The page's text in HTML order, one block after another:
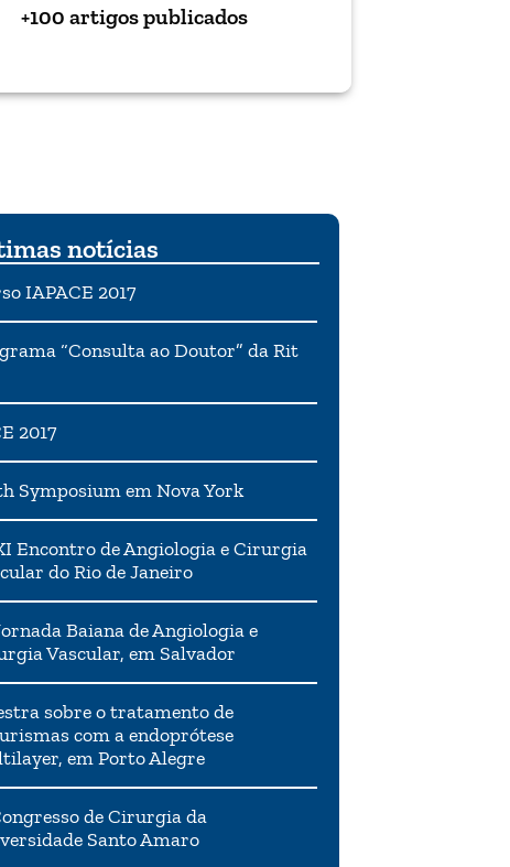
+100 artigos publicados
notícias
IAPACE 2017
“Consulta ao Doutor” da Rit
2017
Symposium em Nova York
Encontro de Angiologia e Cirurgia
do Rio de Janeiro
Baiana de Angiologia e
Vascular, em Salvador
sobre o tratamento de
com a endoprótese
em Porto Alegre
de Cirurgia da
Santo Amaro